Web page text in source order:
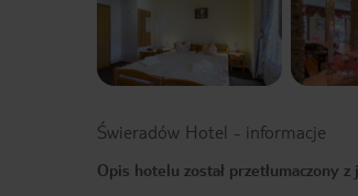
Świeradów Hotel - informacje
Opis hotelu został przetłumaczony